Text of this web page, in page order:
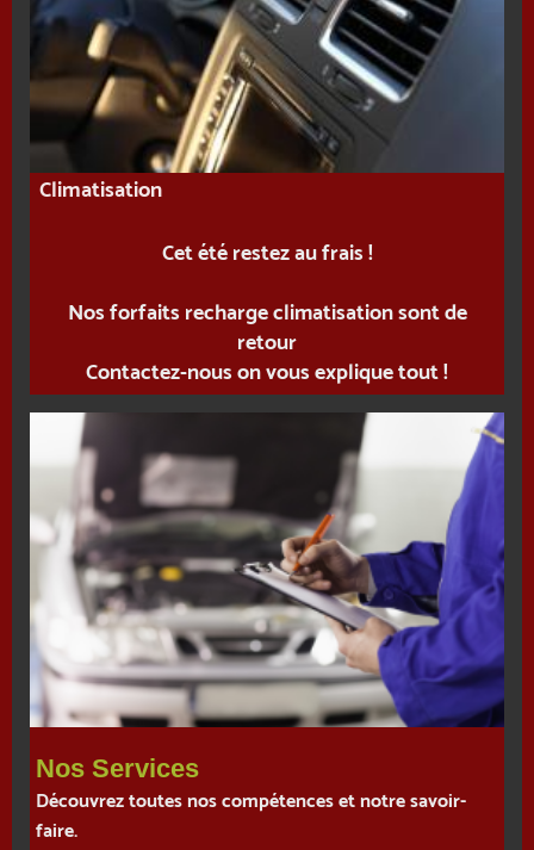
Climatisation
Cet été restez au frais !
Nos forfaits recharge climatisation sont de
retour
Contactez-nous on vous explique tout !
Nos Services
Découvrez toutes nos compétences et notre savoir-
faire.